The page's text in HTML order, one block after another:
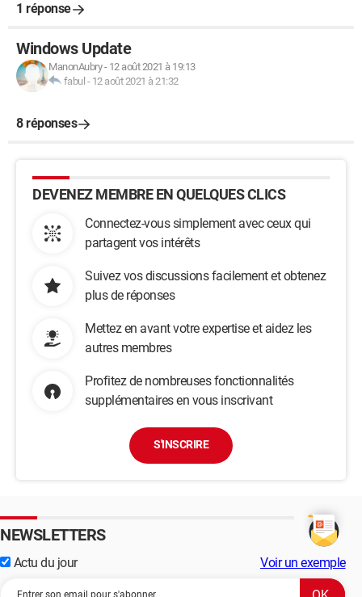
1 réponse
Windows Update
ManonAubry- 12 août 2021 à 19:13
fabul - 12 août 2021 à 21:32
8 réponses
DEVENEZ MEMBRE EN QUELQUES CLICS
Connectez-vous simplement avec ceux qui
partagent vos intérêts
Suivez vos discussions facilement et obtenez
plus de réponses
Mettez en avant votre expertise et aidez les
autres membres
Profitez de nombreuses fonctionnalités
supplémentaires en vous inscrivant
S'INSCRIRE
NEWSLETTERS
Actu du jour Voir un exemple